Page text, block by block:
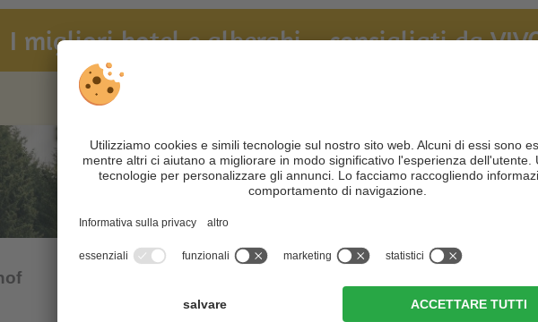
I migliori hotel e alberghi – consigliati da
suites & spa